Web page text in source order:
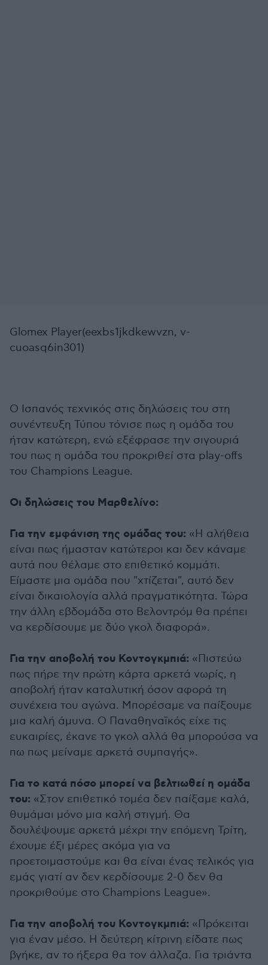
Glomex Player(eexbs1jkdkewvzn, v-
cuoasq6in301)
Ο Ισπανός τεχνικός στις δηλώσεις του στη
συνέντευξη Τύπου τόνισε πως η ομάδα του
ήταν κατώτερη, ενώ εξέφρασε την σιγουριά
του πως η ομάδα του προκριθεί στα play-offs
του Champions League.
Οι δηλώσεις του Μαρθελίνο:
Για την εμφάνιση της ομάδας του: «Η αλήθεια
είναι πως ήμασταν κατώτεροι και δεν κάναμε
αυτά που θέλαμε στο επιθετικό κομμάτι.
Είμαστε μια ομάδα που "χτίζεται", αυτό δεν
είναι δικαιολογία αλλά πραγματικότητα. Τώρα
την άλλη εβδομάδα στο Βελοντρόμ θα πρέπει
να κερδίσουμε με δύο γκολ διαφορά».
Για την αποβολή του Κοντογκμπιά: «Πιστεύω
πως πήρε την πρώτη κάρτα αρκετά νωρίς, η
αποβολή ήταν καταλυτική όσον αφορά τη
συνέχεια του αγώνα. Μπορέσαμε να παίξουμε
μια καλή άμυνα. Ο Παναθηναϊκός είχε τις
ευκαιρίες, έκανε το γκολ αλλά θα μπορούσα να
πω πως μείναμε αρκετά συμπαγής».
Για το κατά πόσo μπορεί να βελτιωθεί η ομάδα
του: «Στον επιθετικό τομέα δεν παίξαμε καλά,
θυμάμαι μόνο μια καλή στιγμή. Θα
δουλέψουμε αρκετά μέχρι την επόμενη Τρίτη,
έχουμε έξι μέρες ακόμα για να
προετοιμαστούμε και θα είναι ένας τελικός για
εμάς γιατί αν δεν κερδίσουμε 2-0 δεν θα
προκριθούμε στο Champions League».
Για την αποβολή του Κοντογκμπιά: «Πρόκειται
για έναν μέσο. Η δεύτερη κίτρινη είδατε πως
βγήκε, αν το ήξερα θα τον άλλαζα. Για τριάντα